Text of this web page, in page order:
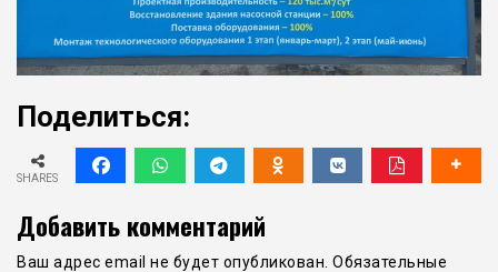
Поделиться:
SHARES
Добавить комментарий
Ваш адрес email не будет опубликован. Обязательные